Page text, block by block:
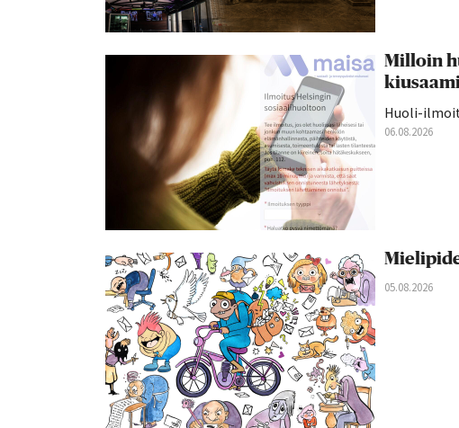
Milloin
Huoli-
06.08.2026
05.08.2026